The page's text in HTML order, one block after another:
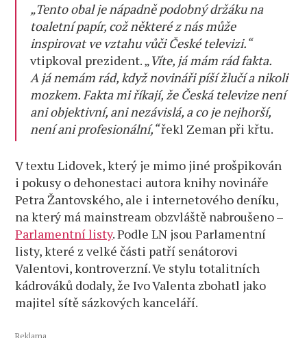
„Tento obal je nápadně podobný držáku na
toaletní papír, což některé z nás může
inspirovat ve vztahu vůči České televizi.“
vtipkoval prezident. „Víte, já mám rád fakta.
A já nemám rád, když novináři píší žlučí a nikoli
mozkem. Fakta mi říkají, že Česká televize není
ani objektivní, ani nezávislá, a co je nejhorší,
není ani profesionální,“řekl Zeman při křtu.
V textu Lidovek, který je mimo jiné prošpikován
i pokusy o dehonestaci autora knihy novináře
Petra Žantovského, ale i internetového deníku,
na který má mainstream obzvláště nabroušeno –
Parlamentní listy. Podle LN jsou Parlamentní
listy, které z velké části patří senátorovi
Valentovi, kontroverzní. Ve stylu totalitních
kádrováků dodaly, že Ivo Valenta zbohatl jako
majitel sítě sázkových kanceláří.
Reklama